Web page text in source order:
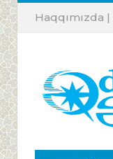
Haqqımızda |